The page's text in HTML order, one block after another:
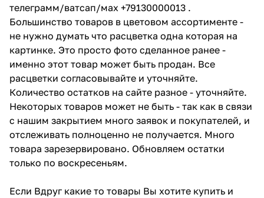
телеграмм/ватсап/мах +79130000013 .
Большинство товаров в цветовом ассортименте -
не нужно думать что расцветка одна которая на
картинке. Это просто фото сделанное ранее -
именно этот товар может быть продан. Все
расцветки согласовывайте и уточняйте.
Количество остатков на сайте разное - уточняйте.
Некоторых товаров может не быть - так как в связи
с нашим закрытием много заявок и покупателей, и
отслеживать полноценно не получается. Много
товара зарезервировано. Обновляем остатки
только по воскресеньям.
Если Вдруг какие то товары Вы хотите купить и